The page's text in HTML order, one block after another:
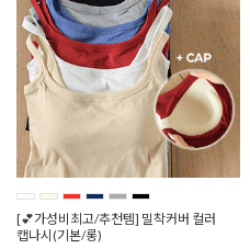
[💕가성비최고/추천템] 밀착커버 컬러
캡나시(기본/롱)